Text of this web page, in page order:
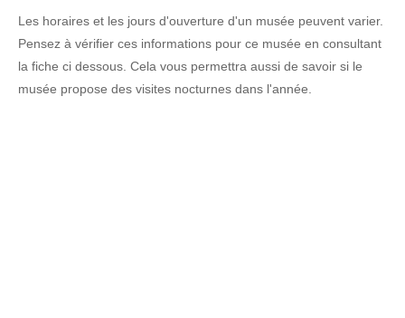
Les horaires et les jours d'ouverture d'un musée peuvent varier.
Pensez à vérifier ces informations pour ce musée en consultant
la fiche ci dessous. Cela vous permettra aussi de savoir si le
musée propose des visites nocturnes dans l'année.